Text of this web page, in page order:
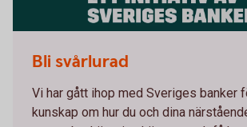
Bli svårlurad
Vi har gått ihop med Sveriges banker
kunskap om hur du och dina